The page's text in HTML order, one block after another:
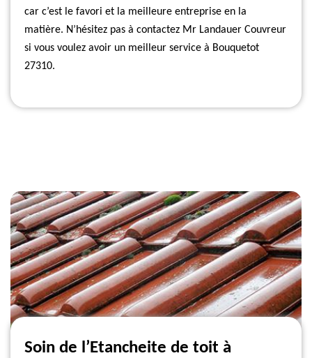
car c’est le favori et la meilleure entreprise en la
matière. N’hésitez pas à contactez Mr Landauer Couvreur
si vous voulez avoir un meilleur service à Bouquetot
27310.
Soin de l’Etancheite de toit à